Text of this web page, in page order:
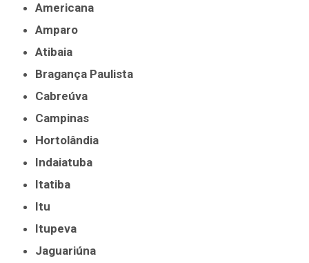
Americana
Amparo
Atibaia
Bragança Paulista
Cabreúva
Campinas
Hortolândia
Indaiatuba
Itatiba
Itu
Itupeva
Jaguariúna